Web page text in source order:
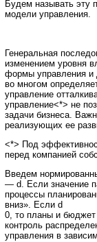
Будем называть эту
модели управления.
Генеральная
изменением уровня
формы управления и
во многом
управление
управление<*> не
задачи бизнеса.
реализующих ее
<*> Под
перед компанией
Введем
— d. Если значение
процессы
вниз». Если d
0, то планы и бюджет
контроль
управления в